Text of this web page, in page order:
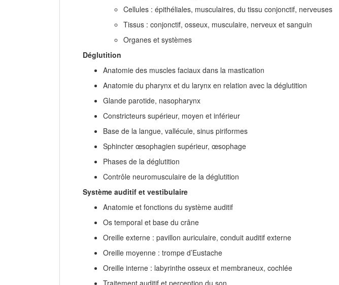
Cellules : épithéliales, musculaires, du tissu conjonctif, nerveuses
Tissus : conjonctif, osseux, musculaire, nerveux et sanguin
Organes et systèmes
Déglutition
Anatomie des muscles faciaux dans la mastication
Anatomie du pharynx et du larynx en relation avec la déglutition
Glande parotide, nasopharynx
Constricteurs supérieur, moyen et inférieur
Base de la langue, vallécule, sinus piriformes
Sphincter œsophagien supérieur, œsophage
Phases de la déglutition
Contrôle neuromusculaire de la déglutition
Système auditif et vestibulaire
Anatomie et fonctions du système auditif
Os temporal et base du crâne
Oreille externe : pavillon auriculaire, conduit auditif externe
Oreille moyenne : trompe d’Eustache
Oreille interne : labyrinthe osseux et membraneux, cochlée